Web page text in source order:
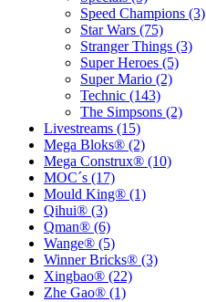
Speed Champions (3)
Star Wars (75)
Stranger Things (3)
Super Heroes (5)
Super Mario (2)
Technic (143)
The Simpsons (2)
Livestreams (15)
Mega Bloks® (2)
Mega Construx® (10)
MOC´s (17)
Mould King® (1)
Qihui® (3)
Qman® (6)
Wange® (5)
Winner Bricks® (3)
Xingbao® (22)
Zhe Gao® (1)